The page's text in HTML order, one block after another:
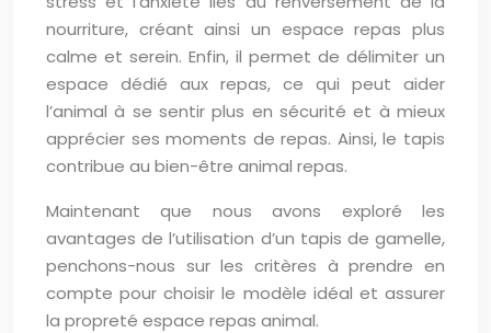
nourriture, créant ainsi un espace repas plus
calme et serein. Enfin, il permet de délimiter un
espace dédié aux repas, ce qui peut aider
l’animal à se sentir plus en sécurité et à mieux
apprécier ses moments de repas. Ainsi, le tapis
contribue au bien-être animal repas.
Maintenant que nous avons exploré les
avantages de l’utilisation d’un tapis de gamelle,
penchons-nous sur les critères à prendre en
compte pour choisir le modèle idéal et assurer
la propreté espace repas animal.